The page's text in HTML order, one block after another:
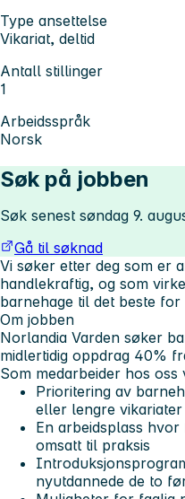
Type ansettelse
Vikariat, deltid
Antall stillinger
1
Arbeidsspråk
Norsk
Søk på jobben
Søk senest søndag 9.
Gå til søknad
Vi søker etter deg som er
handlekraftig, og som
barnehage til det beste
Om jobben
Norlandia Varden søker
midlertidig oppdrag 40%
Som medarbeider hos oss
Prioritering av
eller lengre vikariater
En arbeidsplass
omsatt til praksis
nyutdannede de to